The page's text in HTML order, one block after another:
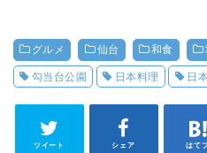
グルメ 仙台 和食
勾当台公園 日本料理 日
ツイート シェア はて